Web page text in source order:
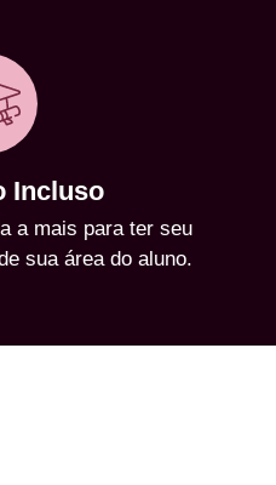
Incluso
a mais para ter seu
sua área do aluno.